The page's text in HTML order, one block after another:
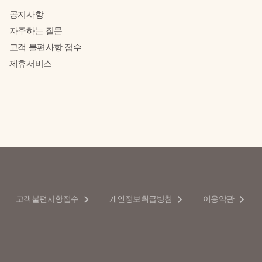
공지사항
자주하는 질문
고객 불편사항 접수
제휴서비스
고객불편사항접수 개인정보취급방침 이용약관